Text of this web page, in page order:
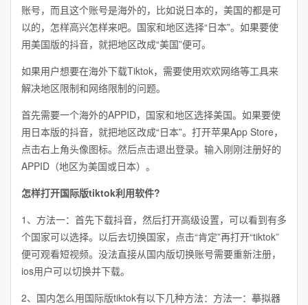
账号，而且这个账号是海外的，比如说日本的，美国的都是可
以的，怎样高兴怎样来吧。国家和地区选择“日本”。如果要使
用美国版的抖音，就把地区改成“美国”便可。
如果用户想要在海外下载Tiktok，需要使用欢欢网络等工具来
解决地区限制和网络限制的问题。
首先需要一个海外的APPID，国家和地区选择美国。如果要使
用日本版的抖音，就把地区改成“日本”。打开苹果App Store，
点击右上角头像图标。然后点击退出登录。输入刚刚注册好的
APPID（地区为美国或日本）。
怎样打开国际版tiktok利用软件?
1、方法一：首先下载抖音，然后打开高级设置，可以看到有多
个国家可以选择。以后去切换国家，点击“肯定”再打开“tiktok”
便可观看短视频。没法直接从国内版切换账号需要重新注册，
ios用户可以切换并下载。
2、国内怎么用国际版tiktok有以下几种方法：方法一：摹拟器